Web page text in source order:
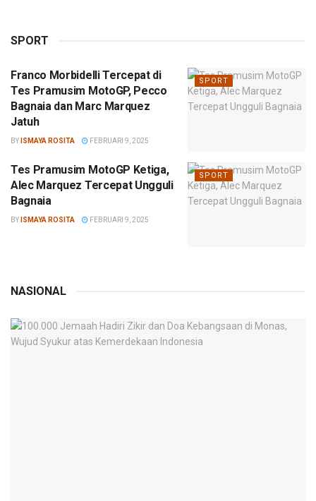
SPORT
SPORT
Franco Morbidelli Tercepat di
Tes Pramusim MotoGP, Pecco
Bagnaia dan Marc Marquez
Jatuh
BY ISMAYA ROSITA FEBRUARI 9, 2025
SPORT
Tes Pramusim MotoGP Ketiga,
Alec Marquez Tercepat Ungguli
Bagnaia
BY ISMAYA ROSITA FEBRUARI 9, 2025
NASIONAL